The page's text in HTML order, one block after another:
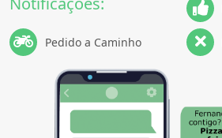
Pedido a Caminho